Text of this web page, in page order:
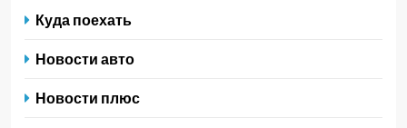
Куда поехать
Новости авто
Новости плюс